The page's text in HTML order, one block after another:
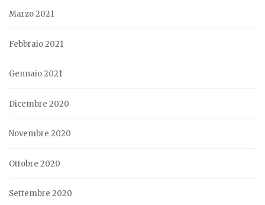
Marzo 2021
Febbraio 2021
Gennaio 2021
Dicembre 2020
Novembre 2020
Ottobre 2020
Settembre 2020